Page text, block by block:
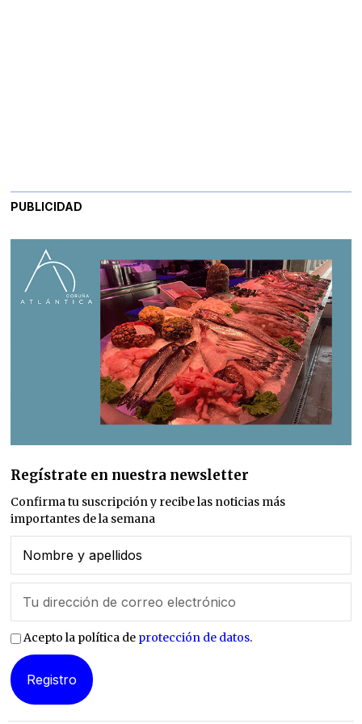
PUBLICIDAD
Regístrate en nuestra newsletter
Confirma tu suscripción y recibe las noticias más
importantes de la semana
Acepto la política de protección de datos.